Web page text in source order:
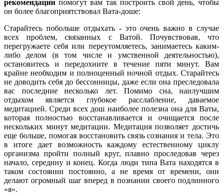
рекомендации помогут вам так построить свой день, чтобы
он более благоприятствовал Вата-доше:
Старайтесь побольше отдыхать - это очень важно в случае
всех проблем, связанных с Ватой. Почувствовав, что
перегружаете себя или переутомляетесь, занимаетесь каким-
либо делом (в том числе и умственной деятельностью),
остановитесь и передохните в течение пяти минут. Вам
крайне необходим и полноценный ночной отдых. Старайтесь
не доводить себя до бессонницы, даже если она преследовала
вас последние несколько лет. Помимо сна, наилучшим
отдыхом является глубокое расслабление, даваемое
медитацией. Среди всех дош наиболее полезна она для Ваты,
которая полностью восстанавливается и очищается после
нескольких минут медитации. Медитация позволяет достичь
еще больше, помогая восстановить связь сознания и тела. Это
в итоге дает возможность каждому естественному циклу
организма пройти полный круг, плавно проследовав через
начало, середину и конец. Когда люди типа Вата находятся в
таком состоянии постоянно, а не время от времени, они
делают огромный шаг вперед в познании своего подлинного
«я».